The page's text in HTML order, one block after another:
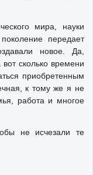
мира, науки
передает
новое. Да,
сколько времени
приобретенным
к тому же я не
работа и многое
не исчезали те